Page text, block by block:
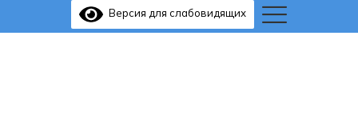
Версия для слабовидящих